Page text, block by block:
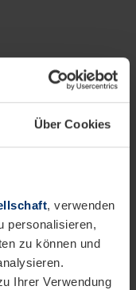
Über Cookies
, verwenden
personalisieren,
zu können und
Ihrer Verwendung